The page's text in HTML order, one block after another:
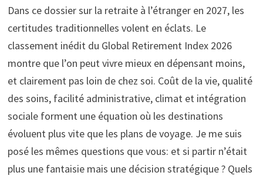
Dans ce dossier sur la retraite à l’étranger en 2027, les
certitudes traditionnelles volent en éclats. Le
classement inédit du Global Retirement Index 2026
montre que l’on peut vivre mieux en dépensant moins,
et clairement pas loin de chez soi. Coût de la vie, qualité
des soins, facilité administrative, climat et intégration
sociale forment une équation où les destinations
évoluent plus vite que les plans de voyage. Je me suis
posé les mêmes questions que vous: et si partir n’était
plus une fantaisie mais une décision stratégique ? Quels